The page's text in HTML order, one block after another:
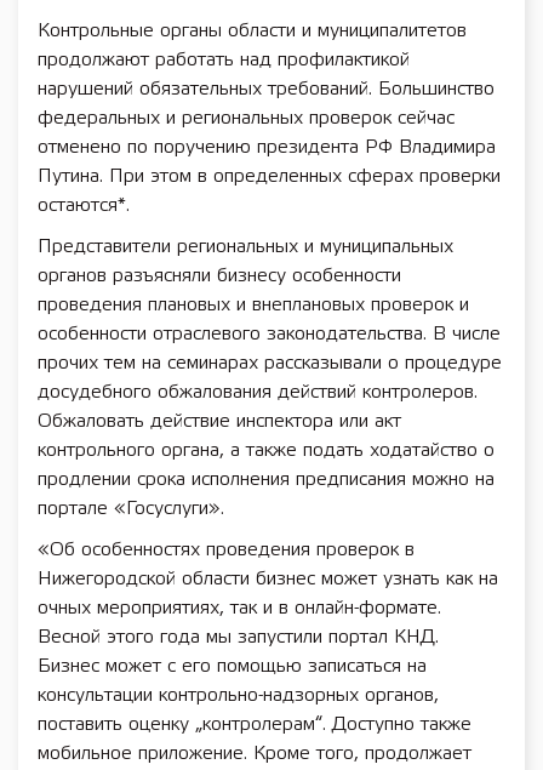
Контрольные органы области и муниципалитетов
продолжают работать над профилактикой
нарушений обязательных требований. Большинство
федеральных и региональных проверок сейчас
отменено по поручению президента РФ Владимира
Путина. При этом в определенных сферах проверки
остаются*.
Представители региональных и муниципальных
органов разъясняли бизнесу особенности
проведения плановых и внеплановых проверок и
особенности отраслевого законодательства. В числе
прочих тем на семинарах рассказывали о процедуре
досудебного обжалования действий контролеров.
Обжаловать действие инспектора или акт
контрольного органа, а также подать ходатайство о
продлении срока исполнения предписания можно на
портале «Госуслуги».
«Об особенностях проведения проверок в
Нижегородской области бизнес может узнать как на
очных мероприятиях, так и в онлайн-формате.
Весной этого года мы запустили портал КНД.
Бизнес может с его помощью записаться на
консультации контрольно-надзорных органов,
поставить оценку „контролерам“. Доступно также
мобильное приложение. Кроме того, продолжает